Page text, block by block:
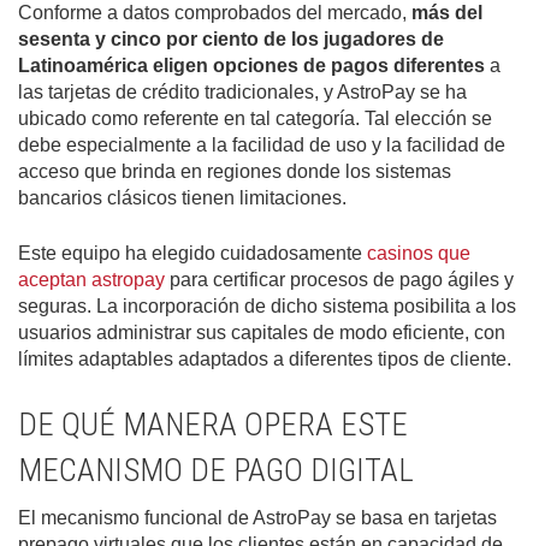
Conforme a datos comprobados del mercado, más del
sesenta y cinco por ciento de los jugadores de
Latinoamérica eligen opciones de pagos diferentes a
las tarjetas de crédito tradicionales, y AstroPay se ha
ubicado como referente en tal categoría. Tal elección se
debe especialmente a la facilidad de uso y la facilidad de
acceso que brinda en regiones donde los sistemas
bancarios clásicos tienen limitaciones.
Este equipo ha elegido cuidadosamente casinos que
aceptan astropay para certificar procesos de pago ágiles y
seguras. La incorporación de dicho sistema posibilita a los
usuarios administrar sus capitales de modo eficiente, con
límites adaptables adaptados a diferentes tipos de cliente.
DE QUÉ MANERA OPERA ESTE
MECANISMO DE PAGO DIGITAL
El mecanismo funcional de AstroPay se basa en tarjetas